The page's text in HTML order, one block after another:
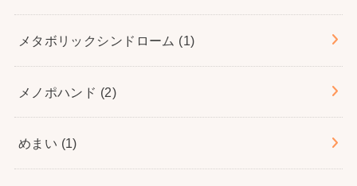
メタボリックシンドローム (1)
メノポハンド (2)
めまい (1)